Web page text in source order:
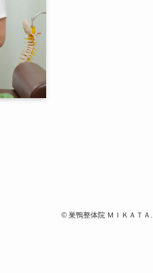
© 巣鴨整体院 ＭＩＫＡＴＡ.